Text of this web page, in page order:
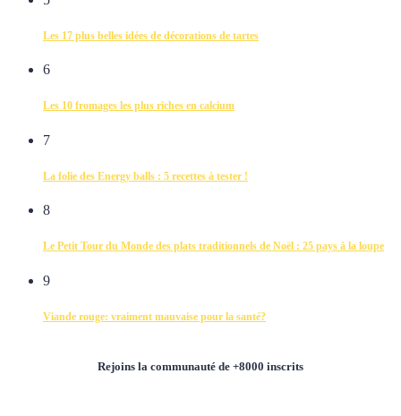
Les 17 plus belles idées de décorations de tartes
6
Les 10 fromages les plus riches en calcium
7
La folie des Energy balls : 5 recettes à tester !
8
Le Petit Tour du Monde des plats traditionnels de Noël : 25 pays à la loupe
9
Viande rouge: vraiment mauvaise pour la santé?
Rejoins la communauté de +8000 inscrits